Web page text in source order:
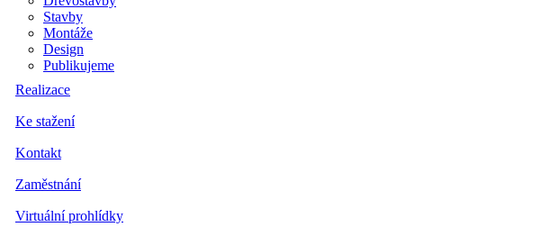
Stavby
Montáže
Design
Publikujeme
Realizace
Ke stažení
Kontakt
Zaměstnání
Virtuální prohlídky